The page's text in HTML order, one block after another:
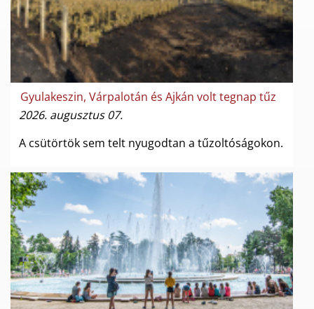
Gyulakeszin, Várpalotán és Ajkán volt tegnap tűz
2026. augusztus 07.
A csütörtök sem telt nyugodtan a tűzoltóságokon.